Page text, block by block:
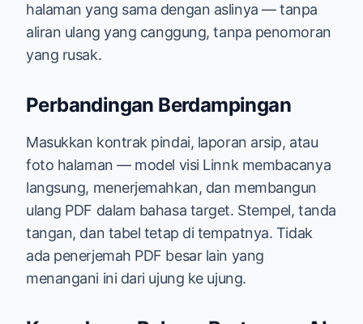
halaman yang sama dengan aslinya — tanpa
aliran ulang yang canggung, tanpa penomoran
yang rusak.
Perbandingan Berdampingan
Masukkan kontrak pindai, laporan arsip, atau
foto halaman — model visi Linnk membacanya
langsung, menerjemahkan, dan membangun
ulang PDF dalam bahasa target. Stempel, tanda
tangan, dan tabel tetap di tempatnya. Tidak
ada penerjemah PDF besar lain yang
menangani ini dari ujung ke ujung.